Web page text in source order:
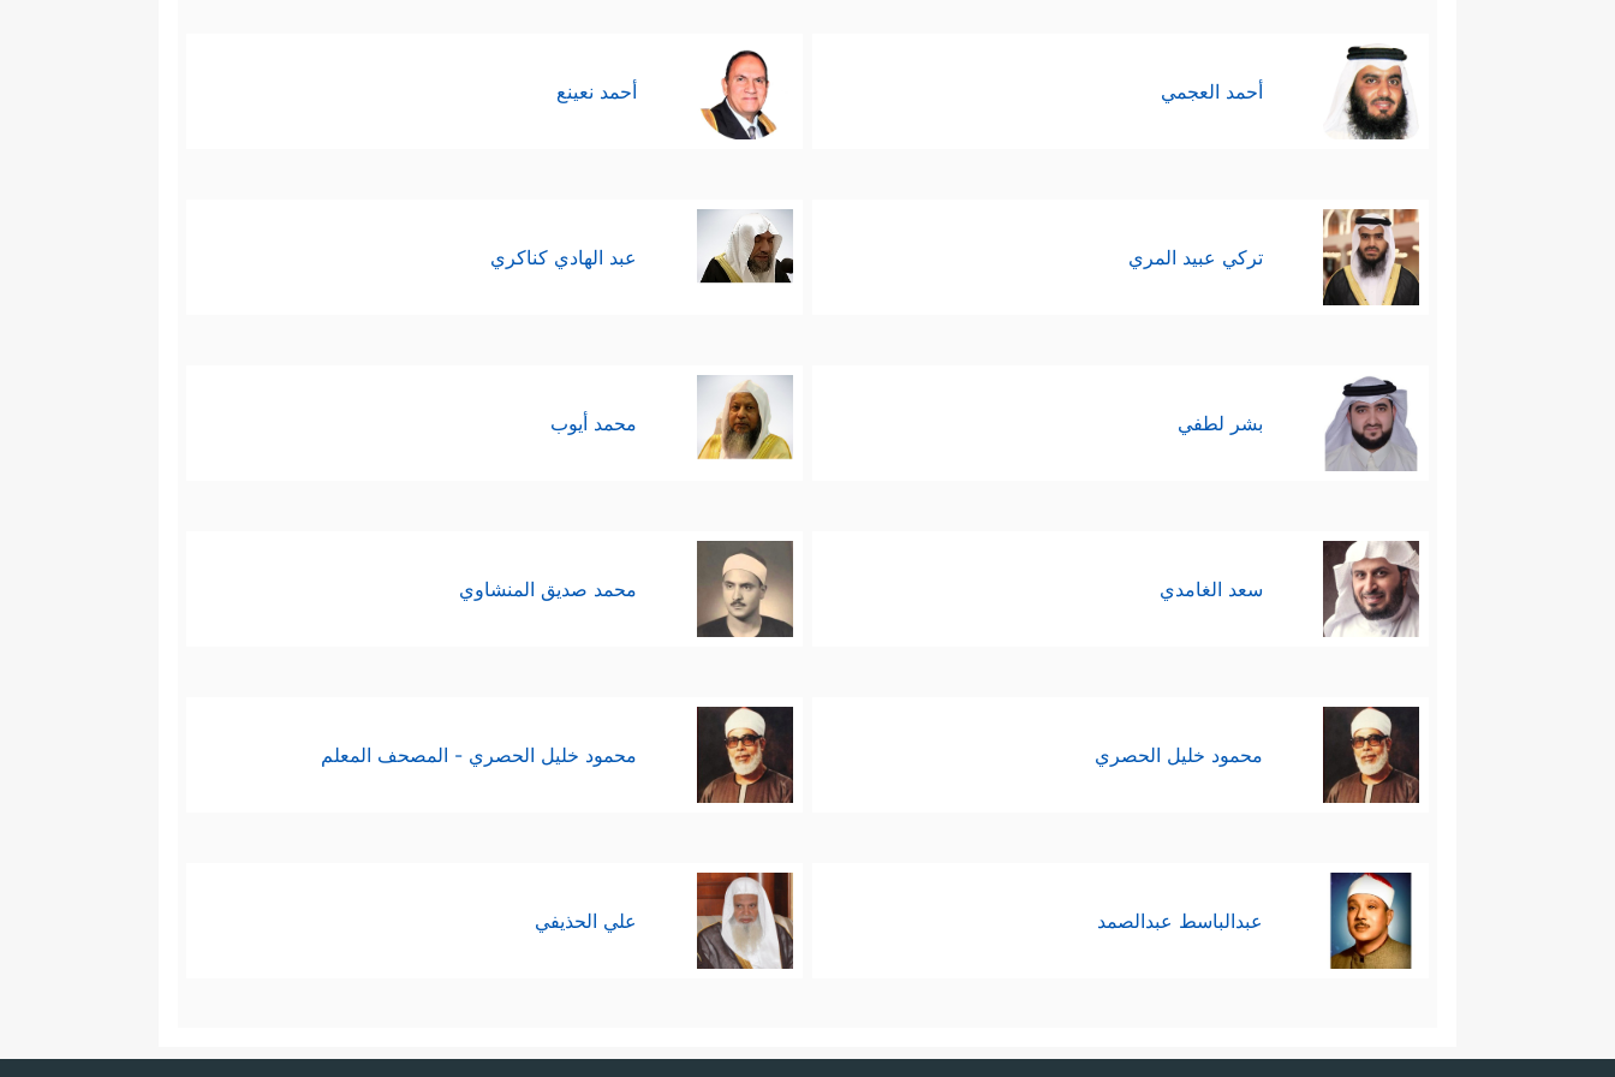
أحمد العجمي أحمد نعينع
تركي عبيد المري عبد الهادي كناكري
بشر لطفي محمد أيوب
سعد الغامدي محمد صديق المنشاوي
محمود خليل الحصري محمود خليل الحصري - المصحف المعلم
عبدالباسط عبدالصمد علي الحذيفي